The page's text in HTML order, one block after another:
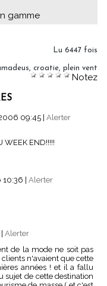
gamme
Lu 6447 fois
, croatie, plein vent
Notez
09:45
Alerter
WEEK END!!!!!
Alerter
Alerter
de la mode ne soit pas
clients n'avaient que cette
années ! et il a fallu
sujet de cette destination